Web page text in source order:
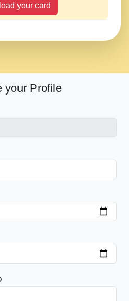
your card
your Profile